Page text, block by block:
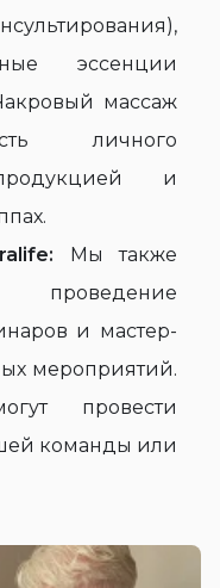
эссенции
массаж
личного
и
Мы также
и мастер-
мероприятий.
провести
команды или